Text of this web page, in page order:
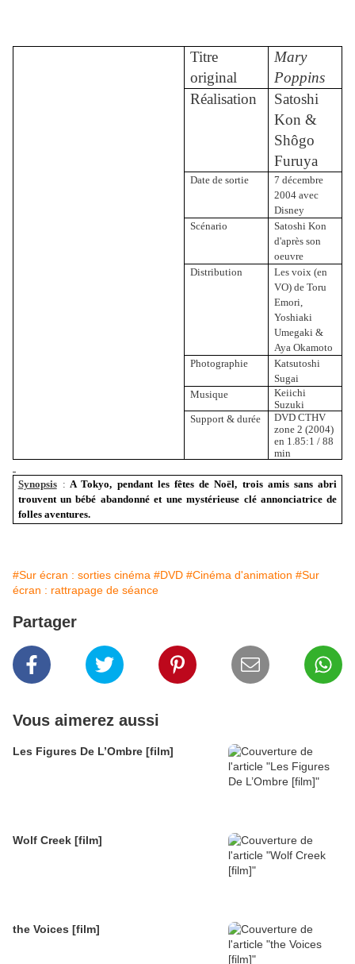
Titre
original
Mary
Poppins
Réalisation
Satoshi
Kon &
Shôgo
Furuya
Date de sortie
7 décembre
2004 avec
Disney
Scénario
Satoshi Kon
d'après son
oeuvre
Distribution
Les voix (en
VO) de Toru
Emori,
Yoshiaki
Umegaki &
Aya Okamoto
Photographie
Katsutoshi
Sugai
Musique
Keiichi
Suzuki
Support & durée
DVD CTHV
zone 2 (2004)
en 1.85:1 / 88
min
Synopsis : A Tokyo, pendant les fêtes de Noël, trois amis sans abri
trouvent un bébé abandonné et une mystérieuse clé annonciatrice de
folles aventures.
#Sur écran : sorties cinéma #DVD #Cinéma d'animation #Sur
écran : rattrapage de séance
Partager
Vous aimerez aussi
Les Figures De L’Ombre [film]
Wolf Creek [film]
the Voices [film]